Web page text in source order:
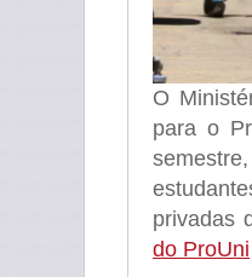
O
para o
privadas
do ProUni